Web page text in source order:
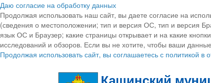
Даю согласие на обработку данных
Продолжая использовать наш сайт, вы даете согласие на
(сведения о местоположении; тип и версия ОС, тип и версия
язык ОС и Браузер; какие страницы открывает и на какие
исследований и обзоров. Если вы не хотите, чтобы ваши
Продолжая использовать сайт, вы соглашаетесь с политикой